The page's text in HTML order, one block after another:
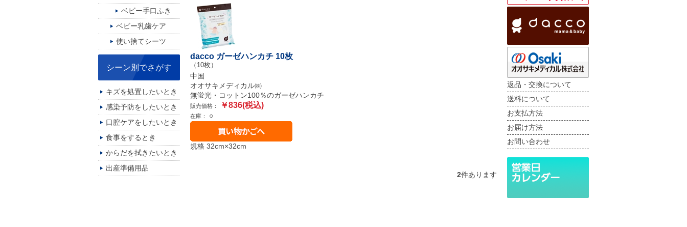
dacco ガーゼハンカチ 10枚
（10枚）
中国
オオサキメディカル㈱
無蛍光・コットン100％のガーゼハンカチ
販売価格： ￥836(税込)
在庫： ○
規格 32cm×32cm
2件あります
ベビー手口ふき
ベビー乳歯ケア
使い捨てシーツ
シーン別でさがす
キズを処置したいとき
感染予防をしたいとき
口腔ケアをしたいとき
食事をするとき
からだを拭きたいとき
出産準備用品
返品・交換について
送料について
お支払方法
お届け方法
お問い合わせ